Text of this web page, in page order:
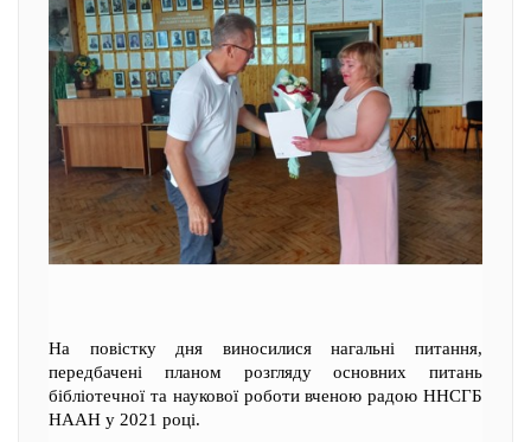
На повістку дня виносилися нагальні питання,
передбачені планом розгляду основних питань
бібліотечної та наукової роботи вченою радою ННСГБ
НААН у 2021 році.